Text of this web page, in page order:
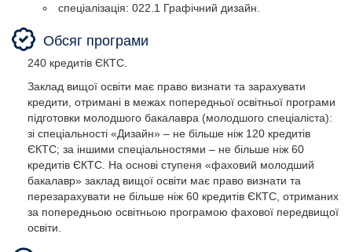
спеціалізація: 022.1 Графічний дизайн.
галузь знань: 02 Культура і мистецтво,
спеціалізація: 022.1 Графічний дизайн.
Обсяг програми
240 кредитів ЄКТС.
Заклад вищої освіти має право визнати та зарахувати
кредити, отримані в межах попередньої освітньої програми
підготовки молодшого бакалавра (молодшого спеціаліста):
зі спеціальності «Дизайн» – не більше ніж 120 кредитів
ЄКТС; за іншими спеціальностями – не більше ніж 60
кредитів ЄКТС. На основі ступеня «фаховий молодший
бакалавр» заклад вищої освіти має право визнати та
перезарахувати не більше ніж 60 кредитів ЄКТС, отриманих
за попередньою освітньою програмою фахової передвищої
освіти.